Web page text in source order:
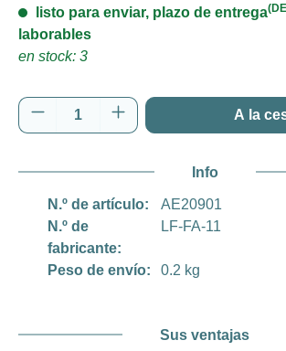
listo para enviar, plazo de entrega
laborables
en stock: 3
Cantidad del producto: A la
Info
N.º de artículo:
AE20901
N.º de
fabricante:
LF-FA-11
Peso de envío: 0.2 kg
Sus ventajas